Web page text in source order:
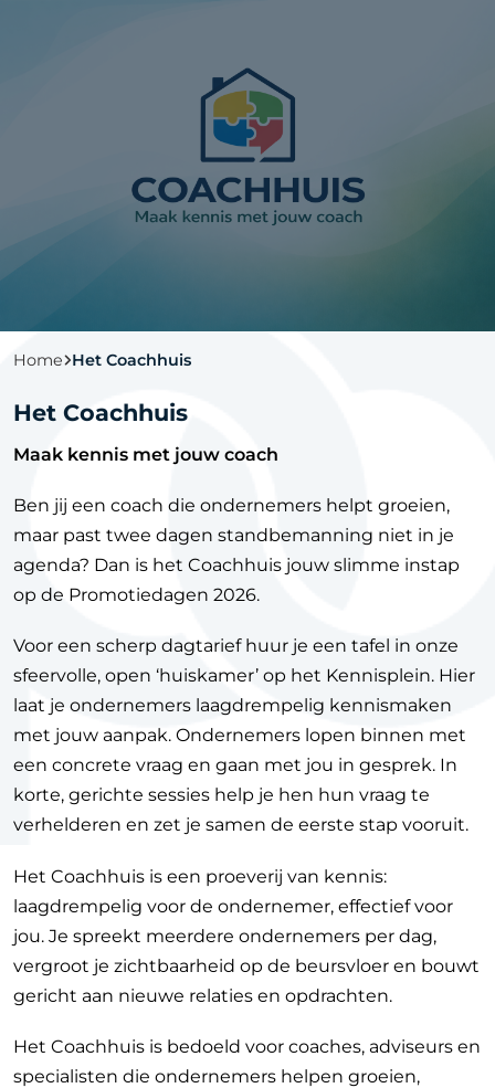
Home Het Coachhuis
Het Coachhuis
Maak kennis met jouw coach
Ben jij een coach die ondernemers helpt groeien,
maar past twee dagen standbemanning niet in je
agenda? Dan is het Coachhuis jouw slimme instap
op de Promotiedagen 2026.
Voor een scherp dagtarief huur je een tafel in onze
sfeervolle, open ‘huiskamer’ op het Kennisplein. Hier
laat je ondernemers laagdrempelig kennismaken
met jouw aanpak. Ondernemers lopen binnen met
een concrete vraag en gaan met jou in gesprek. In
korte, gerichte sessies help je hen hun vraag te
verhelderen en zet je samen de eerste stap vooruit.
Het Coachhuis is een proeverij van kennis:
laagdrempelig voor de ondernemer, effectief voor
jou. Je spreekt meerdere ondernemers per dag,
vergroot je zichtbaarheid op de beursvloer en bouwt
gericht aan nieuwe relaties en opdrachten.
Het Coachhuis is bedoeld voor coaches, adviseurs en
specialisten die ondernemers helpen groeien,